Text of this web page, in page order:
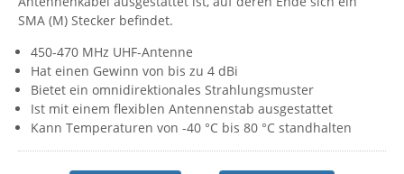
Guntermann & Drunck
HW group
Icron
IEC Lock
Ihse
SMA (M) Stecker befindet.
450-470 MHz UHF-Antenne
Hat einen Gewinn von bis zu 4 dBi
Bietet ein omnidirektionales Strahlungsmuster
Ist mit einem flexiblen Antennenstab ausgestattet
Kann Temperaturen von -40 °C bis 80 °C standhalten